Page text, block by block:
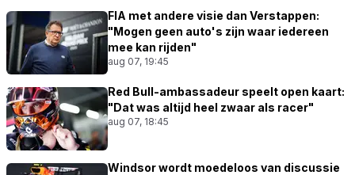
FIA met andere visie dan Verstappen:
"Mogen geen auto's zijn waar iedereen
mee kan rijden"
aug 07, 19:45
Red Bull-ambassadeur speelt open kaart:
"Dat was altijd heel zwaar als racer"
aug 07, 18:45
Windsor wordt moedeloos van discussie